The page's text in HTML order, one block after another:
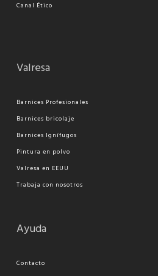
Canal Ético
Valresa
Barnices Profesionales
Barnices bricolaje
Barnices Ignífugos
Pintura en polvo
Valresa en EEUU
Trabaja con nosotros
Ayuda
Contacto